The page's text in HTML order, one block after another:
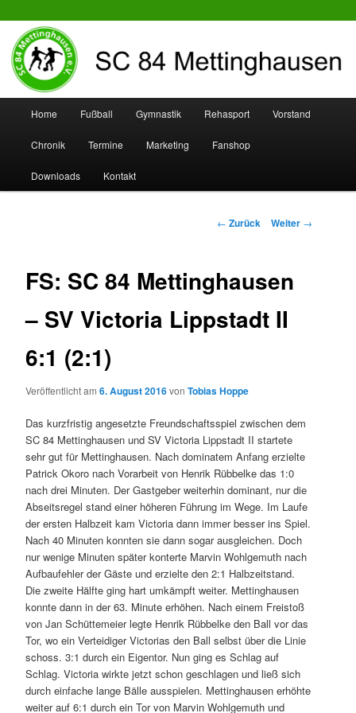
SC 84 Mettinghausen
Zum
Inhalt
wechseln
Zum
sekundären
Inhalt
Home Fußball Gymnastik Rehasport Vorstand
Chronik Termine Marketing Fanshop
Downloads Kontakt
Beitrags-
← Zurück Weiter →
FS: SC 84 Mettinghausen
– SV Victoria Lippstadt II
6:1 (2:1)
Veröffentlicht am6. August 2016vonTobias Hoppe
Das kurzfristig angesetzte Freundschaftsspiel zwischen dem
SC 84 Mettinghausen und SV Victoria Lippstadt II startete
sehr gut für Mettinghausen. Nach dominatem Anfang erzielte
Patrick Okoro nach Vorarbeit von Henrik Rübbelke das 1:0
nach drei Minuten. Der Gastgeber weiterhin dominant, nur die
Abseitsregel stand einer höheren Führung im Wege. Im Laufe
der ersten Halbzeit kam Victoria dann immer besser ins Spiel.
Nach 40 Minuten konnten sie dann sogar ausgleichen. Doch
nur wenige Minuten später konterte Marvin Wohlgemuth nach
Aufbaufehler der Gäste und erzielte den 2:1 Halbzeitstand.
Die zweite Hälfte ging hart umkämpft weiter. Mettinghausen
konnte dann in der 63. Minute erhöhen. Nach einem Freistoß
von Jan Schüttemeier legte Henrik Rübbelke den Ball vor das
Tor, wo ein Verteidiger Victorias den Ball selbst über die Linie
schoss. 3:1 durch ein Eigentor. Nun ging es Schlag auf
Schlag. Victoria wirkte jetzt schon geschlagen und ließ sich
durch einfache lange Bälle ausspielen. Mettinghausen erhöhte
weiter auf 6:1 durch ein Tor von Marvin Wohlgemuth und